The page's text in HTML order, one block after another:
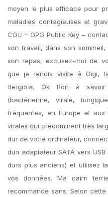
moyen le plus efficace pour
maladies contagieuses et
CGU – GPG Public Key –
son travail, dans son
son repas; excusez-moi de
que je rendis visite à Gigi,
Bergiola. Ok Bon à
(bactérienne, virale,
fréquentes, en Europe et aux
virales qui prédominent très
dur de votre ordinateur,
dun adaptateur SATA vers
durs plus anciens) et utilisez
vos données. Ma cairn
recommande sans. Selon